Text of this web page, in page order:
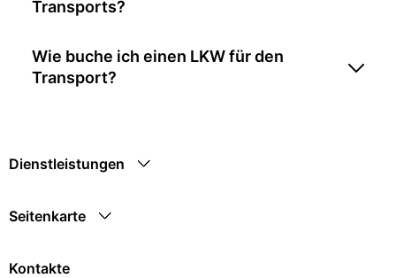
Transports?
Wie buche ich einen LKW für den
Transport?
Dienstleistungen
Seitenkarte
Kontakte